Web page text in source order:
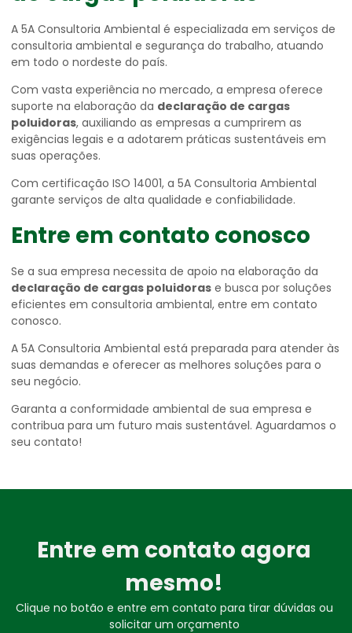
A 5A Consultoria Ambiental é especializada em serviços de
consultoria ambiental e segurança do trabalho, atuando
em todo o nordeste do país.
Com vasta experiência no mercado, a empresa oferece
suporte na elaboração da declaração de cargas
poluidoras, auxiliando as empresas a cumprirem as
exigências legais e a adotarem práticas sustentáveis em
suas operações.
Com certificação ISO 14001, a 5A Consultoria Ambiental
garante serviços de alta qualidade e confiabilidade.
Entre em contato conosco
Se a sua empresa necessita de apoio na elaboração da
declaração de cargas poluidoras e busca por soluções
eficientes em consultoria ambiental, entre em contato
conosco.
A 5A Consultoria Ambiental está preparada para atender às
suas demandas e oferecer as melhores soluções para o
seu negócio.
Garanta a conformidade ambiental de sua empresa e
contribua para um futuro mais sustentável. Aguardamos o
seu contato!
Entre em contato agora
mesmo!
Clique no botão e entre em contato para tirar dúvidas ou
solicitar um orçamento